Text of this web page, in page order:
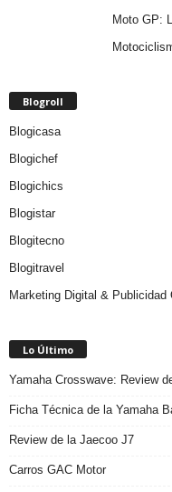
Moto GP:
Blogroll
Blogicasa
Blogichef
Blogichics
Blogistar
Blogitecno
Blogitravel
Marketing Digital & Publicidad
Lo Último
Yamaha Crosswave: Review
Ficha Técnica de la Yamaha
Review de la Jaecoo J7
Carros GAC Motor